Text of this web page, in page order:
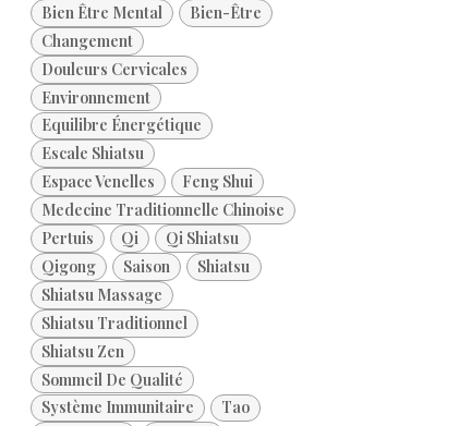
Bien Être Mental
Bien-Être
Changement
Douleurs Cervicales
Environnement
Equilibre Énergétique
Escale Shiatsu
Espace Venelles
Feng Shui
Medecine Traditionnelle Chinoise
Pertuis
Qi
Qi Shiatsu
Qigong
Saison
Shiatsu
Shiatsu Massage
Shiatsu Traditionnel
Shiatsu Zen
Sommeil De Qualité
Système Immunitaire
Tao